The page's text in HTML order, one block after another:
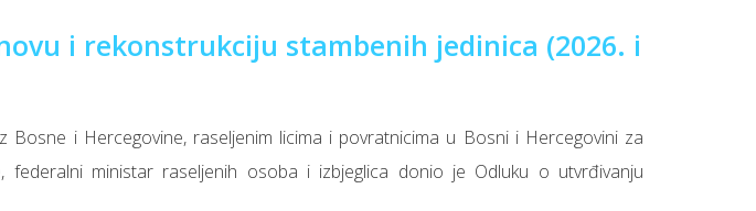
i rekonstrukciju stambenih jedinica (2026. i
i Hercegovine, raseljenim licima i povratnicima u Bosni i Hercegovini za
ministar raseljenih osoba i izbjeglica donio je Odluku o utvrđivanju